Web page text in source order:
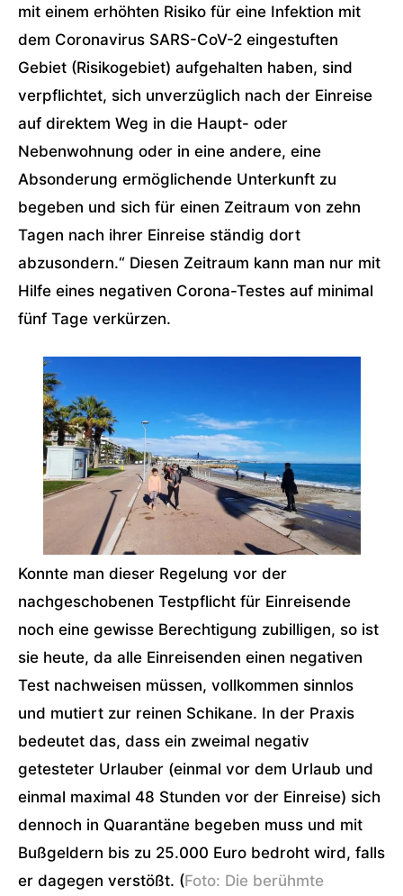
mit einem erhöhten Risiko für eine Infektion mit
dem Coronavirus SARS-CoV-2 eingestuften
Gebiet (Risikogebiet) aufgehalten haben, sind
verpflichtet, sich unverzüglich nach der Einreise
auf direktem Weg in die Haupt- oder
Nebenwohnung oder in eine andere, eine
Absonderung ermöglichende Unterkunft zu
begeben und sich für einen Zeitraum von zehn
Tagen nach ihrer Einreise ständig dort
abzusondern.“ Diesen Zeitraum kann man nur mit
Hilfe eines negativen Corona-Testes auf minimal
fünf Tage verkürzen.
Konnte man dieser Regelung vor der
nachgeschobenen Testpflicht für Einreisende
noch eine gewisse Berechtigung zubilligen, so ist
sie heute, da alle Einreisenden einen negativen
Test nachweisen müssen, vollkommen sinnlos
und mutiert zur reinen Schikane. In der Praxis
bedeutet das, dass ein zweimal negativ
getesteter Urlauber (einmal vor dem Urlaub und
einmal maximal 48 Stunden vor der Einreise) sich
dennoch in Quarantäne begeben muss und mit
Bußgeldern bis zu 25.000 Euro bedroht wird, falls
er dagegen verstößt. (Foto: Die berühmte